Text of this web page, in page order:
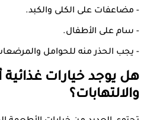
- مضاعفات على الكلى والكبد.
- سام على الأطفال.
- يجب الحذر منه للحوامل
هل يوجد خيارات
والالتهابات؟